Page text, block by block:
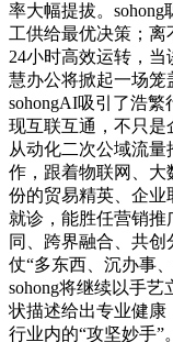
率大幅提拔。
工供给最优决策；
24小时高效运转，
慧办公将掀起一场笼
sohongAI吸引了浩
现互联互通，不只是
从动化二次公域流
作，跟着物联网、大
份的贸易精英、企业
就诊，能胜任营销
同、跨界融合、共
仗“多东西、沉办事
sohong将继续以手
状描述给出专业健康
行业内的“攻坚妙手”